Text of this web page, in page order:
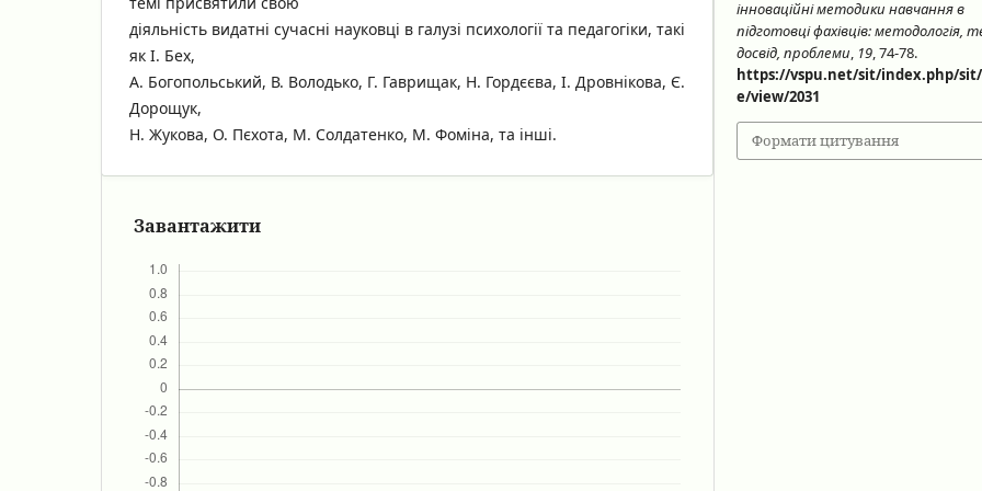
діяльність видатні сучасні науковці в галузі психології та педагогіки, такі
як І. Бех,
А. Богопольський, В. Володько, Г. Гаврищак, Н. Гордєєва, І. Дровнікова, Є.
Дорощук,
Н. Жукова, О. Пєхота, М. Солдатенко, М. Фоміна, та інші.
Завантажити
інноваційні методики навчання в
підготовці фахівців: методологія,
досвід, проблеми, 19, 74-78.
https://vspu.net/sit/index.php/
e/view/2031
Формати цитування